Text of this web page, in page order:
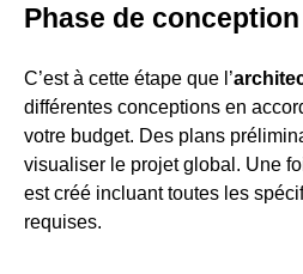
Phase de conception
C’est à cette étape que l’
différentes conceptions en
votre budget. Des plans
visualiser le projet global. Une
est créé incluant toutes les
requises.